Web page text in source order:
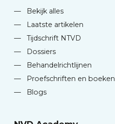
—
Bekijk alles
—
Laatste artikelen
—
Tijdschrift NTVD
—
Dossiers
—
Behandelrichtlijnen
—
Proefschriften en boeken
—
Blogs